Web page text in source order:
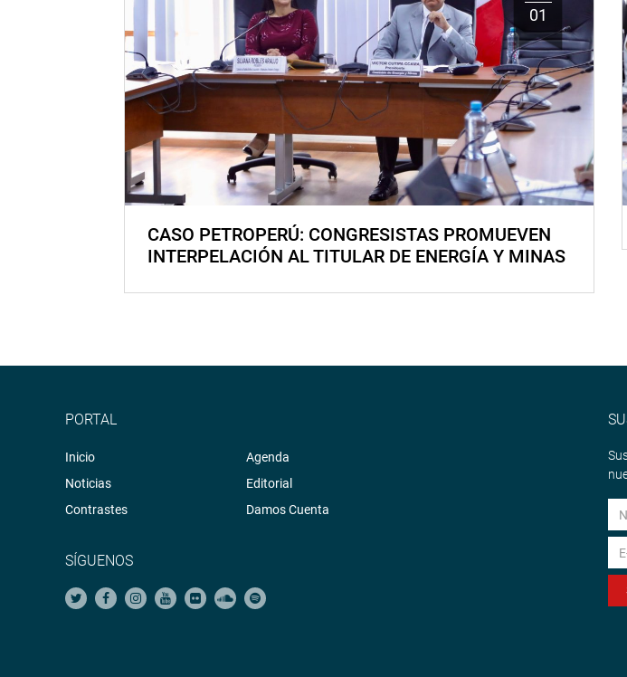
01
CASO PETROPERÚ: CONGRESISTAS PROMUEVEN
INTERPELACIÓN AL TITULAR DE ENERGÍA Y MINAS
PORTAL
Inicio
Noticias
Contrastes
Agenda
Editorial
Damos Cuenta
SÍGUENOS